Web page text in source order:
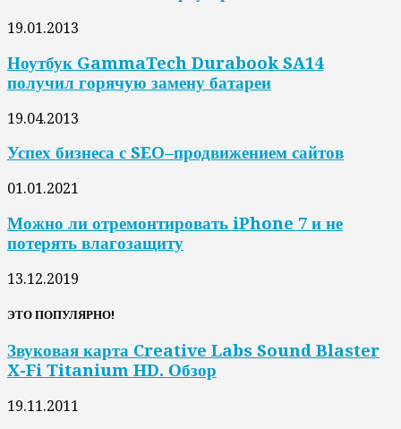
19.01.2013
Ноутбук GammaTech Durabook SA14
получил горячую замену батареи
19.04.2013
Успех бизнеса с SEO–продвижением сайтов
01.01.2021
Можно ли отремонтировать iPhone 7 и не
потерять влагозащиту
13.12.2019
ЭТО ПОПУЛЯРНО!
Звуковая карта Creative Labs Sound Blaster
X-Fi Titanium HD. Обзор
19.11.2011